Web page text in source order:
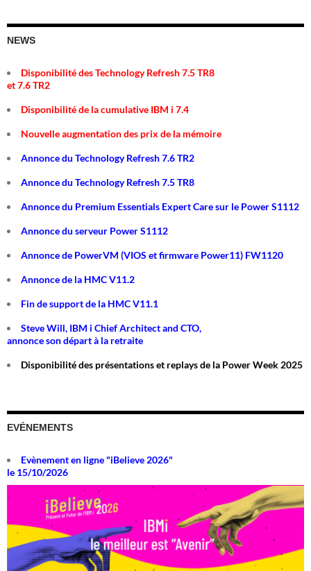
NEWS
Disponibilité des Technology Refresh 7.5 TR8
et 7.6 TR2
Disponibilité de la cumulative IBM i 7.4
Nouvelle augmentation des prix de la mémoire
Annonce du Technology Refresh 7.6 TR2
Annonce du Technology Refresh 7.5 TR8
Annonce du Premium Essentials Expert Care sur le Power S1112
Annonce du serveur Power S1112
Annonce de PowerVM (VIOS et firmware Power11) FW1120
Annonce de la HMC V11.2
Fin de support de la HMC V11.1
Steve Will, IBM i Chief Architect and CTO,
annonce son départ à la retraite
Disponibilité des présentations et replays de la Power Week 2025
EVÉNEMENTS
Evènement en ligne "iBelieve 2026"
le 15/10/2026